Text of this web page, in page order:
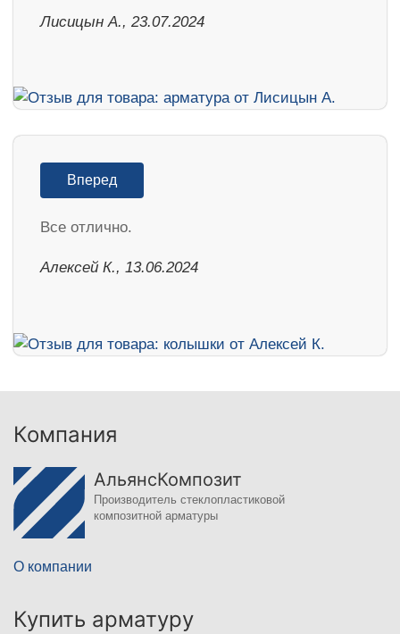
Лисицын А., 23.07.2024
Вперед
Все отлично.
Алексей К., 13.06.2024
Компания
АльянсКомпозит
Производитель стеклопластиковой
композитной арматуры
О компании
Купить арматуру